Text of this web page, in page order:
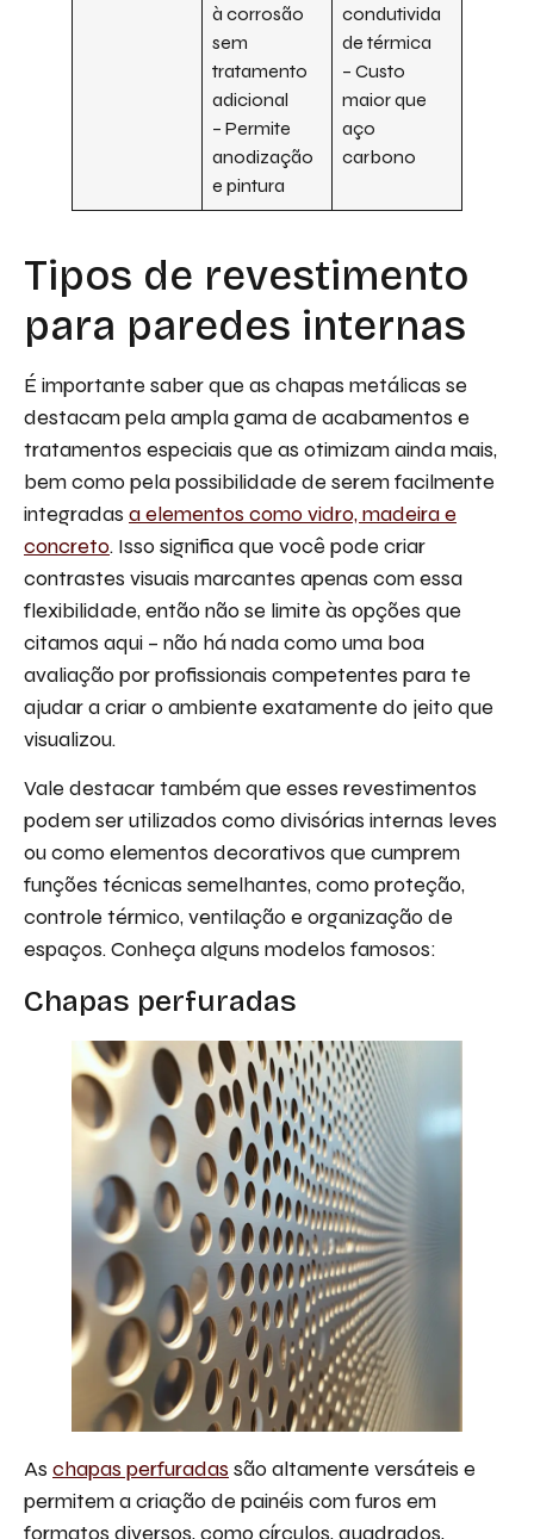
à corrosão
sem
tratamento
adicional
– Permite
anodização
e pintura
condutivida
de térmica
– Custo
maior que
aço
carbono
Tipos de revestimento
para paredes internas
É importante saber que as chapas metálicas se
destacam pela ampla gama de acabamentos e
tratamentos especiais que as otimizam ainda mais,
bem como pela possibilidade de serem facilmente
integradas a elementos como vidro, madeira e
concreto. Isso significa que você pode criar
contrastes visuais marcantes apenas com essa
flexibilidade, então não se limite às opções que
citamos aqui – não há nada como uma boa
avaliação por profissionais competentes para te
ajudar a criar o ambiente exatamente do jeito que
visualizou.
Vale destacar também que esses revestimentos
podem ser utilizados como divisórias internas leves
ou como elementos decorativos que cumprem
funções técnicas semelhantes, como proteção,
controle térmico, ventilação e organização de
espaços. Conheça alguns modelos famosos:
Chapas perfuradas
As chapas perfuradas são altamente versáteis e
permitem a criação de painéis com furos em
formatos diversos, como círculos, quadrados,